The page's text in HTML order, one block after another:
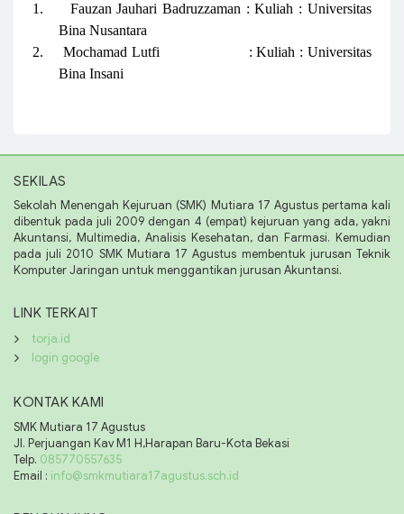
1.
Fauzan Jauhari Badruzzaman : Kuliah : Universitas
Bina Nusantara
2.
Mochamad Lutfi
: Kuliah : Universitas
Bina Insani
SEKILAS
Sekolah Menengah Kejuruan (SMK) Mutiara 17 Agustus pertama kali
dibentuk pada juli 2009 dengan 4 (empat) kejuruan yang ada, yakni
Akuntansi, Multimedia, Analisis Kesehatan, dan Farmasi. Kemudian
pada juli 2010 SMK Mutiara 17 Agustus membentuk jurusan Teknik
Komputer Jaringan untuk menggantikan jurusan Akuntansi.
LINK TERKAIT
torja.id
login google
KONTAK KAMI
SMK Mutiara 17 Agustus
Jl. Perjuangan Kav M1 H,Harapan Baru-Kota Bekasi
Telp. 085770557635
Email : info@smkmutiara17agustus.sch.id